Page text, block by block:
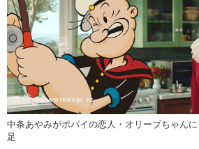
グラビア
ショッピング
その他
中条あやみがポパイの恋人・オリーブちゃん
足